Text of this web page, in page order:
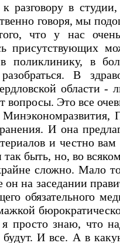
разговору в
говоря, мы
того, что у нас
присутствующих
поликлинику, в
В
области
вопросы. Это все
И она
и честно
быть, но, во
сложно. Мало
на заседании
обязательного
просто знаю, что
будут. И все. А в